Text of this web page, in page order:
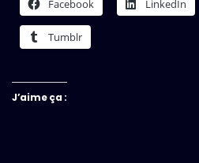
Facebook LinkedIn
Tumblr
J’aime ça :